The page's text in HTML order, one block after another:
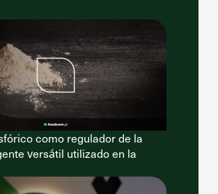
como regulador de la
versátil utilizado en la